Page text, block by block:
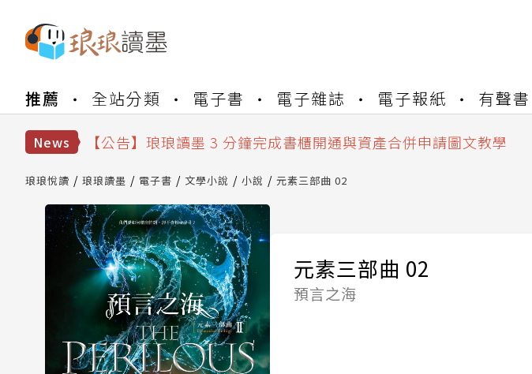
推薦 全站分類 電子書 電子雜誌 電子報紙 有聲書
News
【公告】琅琅讀墨數位閱讀資產合併與書櫃開通申請
【公告】琅琅讀墨 3 分鐘完成書櫃開通與資產合併申請圖文教學
【公告】琅琅讀墨數位閱讀資產合併與書櫃開通申請
琅琅悅讀 琅琅讀墨 電子書 文學小說 小說 元素三部曲 02
元素三部曲 02
預言之海